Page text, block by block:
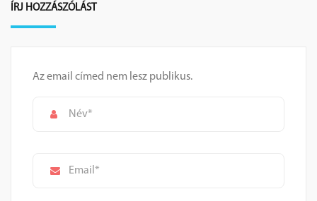
ÍRJ HOZZÁSZÓLÁST
Az email címed nem lesz publikus.